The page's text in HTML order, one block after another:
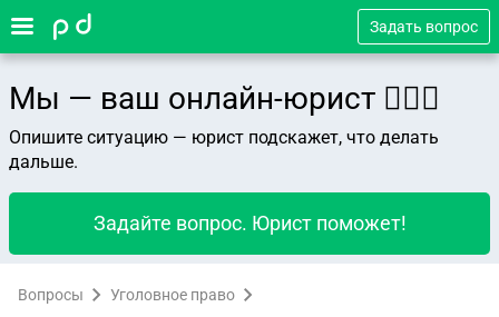
Задать вопрос
Мы — ваш онлайн-юрист 👨🏻‍⚖️
Опишите ситуацию — юрист подскажет, что делать
дальше.
Задайте вопрос. Юрист поможет!
Вопросы Уголовное право